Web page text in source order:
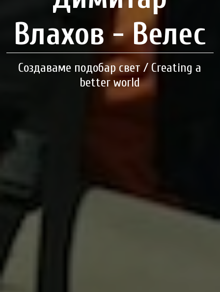
Влахов - Велес
Создаваме подобар свет / Creating a
better world